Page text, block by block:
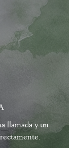
llamada y un